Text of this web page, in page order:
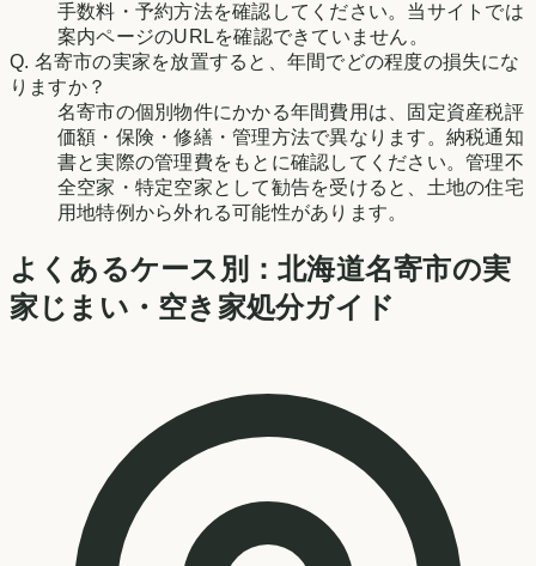
手数料・予約方法を確認してください。当サイトでは
案内ページのURLを確認できていません。
Q. 名寄市の実家を放置すると、年間でどの程度の損失にな
りますか？
名寄市の個別物件にかかる年間費用は、固定資産税評
価額・保険・修繕・管理方法で異なります。納税通知
書と実際の管理費をもとに確認してください。管理不
全空家・特定空家として勧告を受けると、土地の住宅
用地特例から外れる可能性があります。
よくあるケース別：北海道名寄市の実
家じまい・空き家処分ガイド